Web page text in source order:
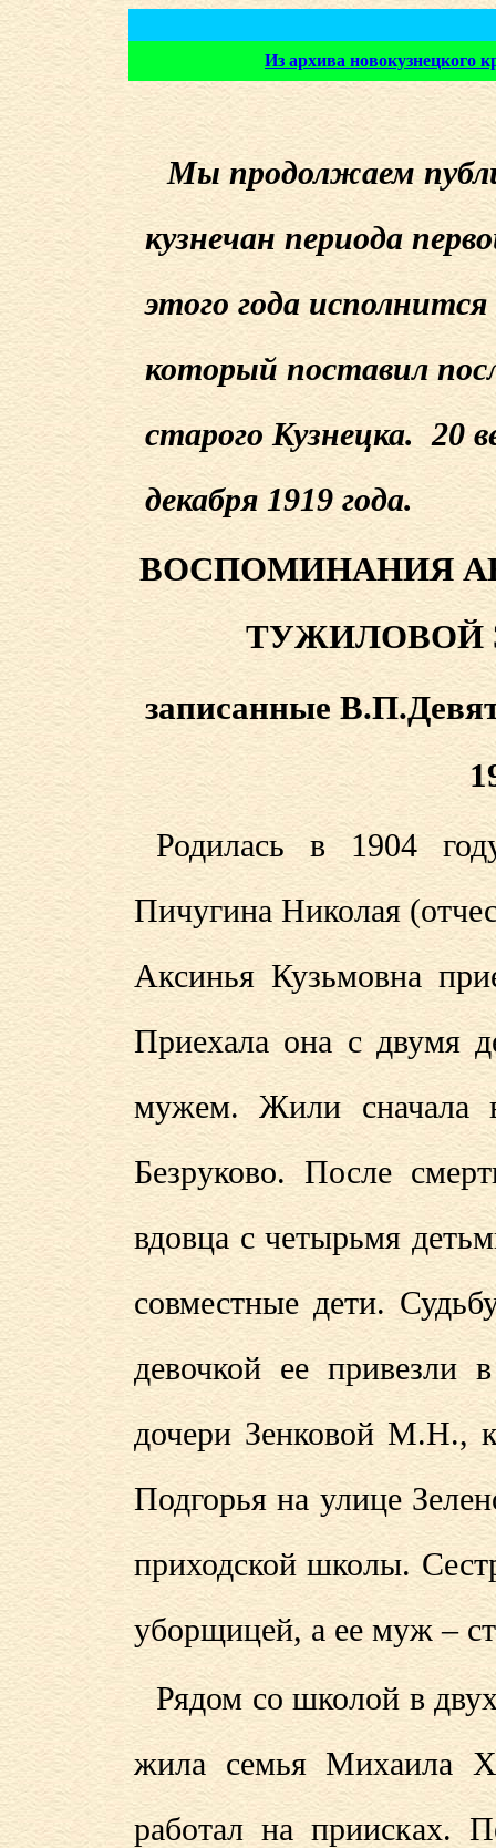
Из архива новокузнецкого
Мы продолжаем
кузнечан периода
этого года
который поставил
старого Кузнецка. 20
декабря 1919 года.
ВОСПОМИНАНИЯ
ТУЖИЛОВОЙ
записанные
Родилась в 1904
Пичугина Николая
Аксинья Кузьмовна
Приехала она с двумя
мужем. Жили сначала
Безруково. После
вдовца с четырьмя
совместные дети.
девочкой ее привезли
дочери Зенковой М.Н.,
Подгорья на улице
приходской школы.
уборщицей, а ее муж –
Рядом со школой в
жила семья Михаила
работал на приисках.